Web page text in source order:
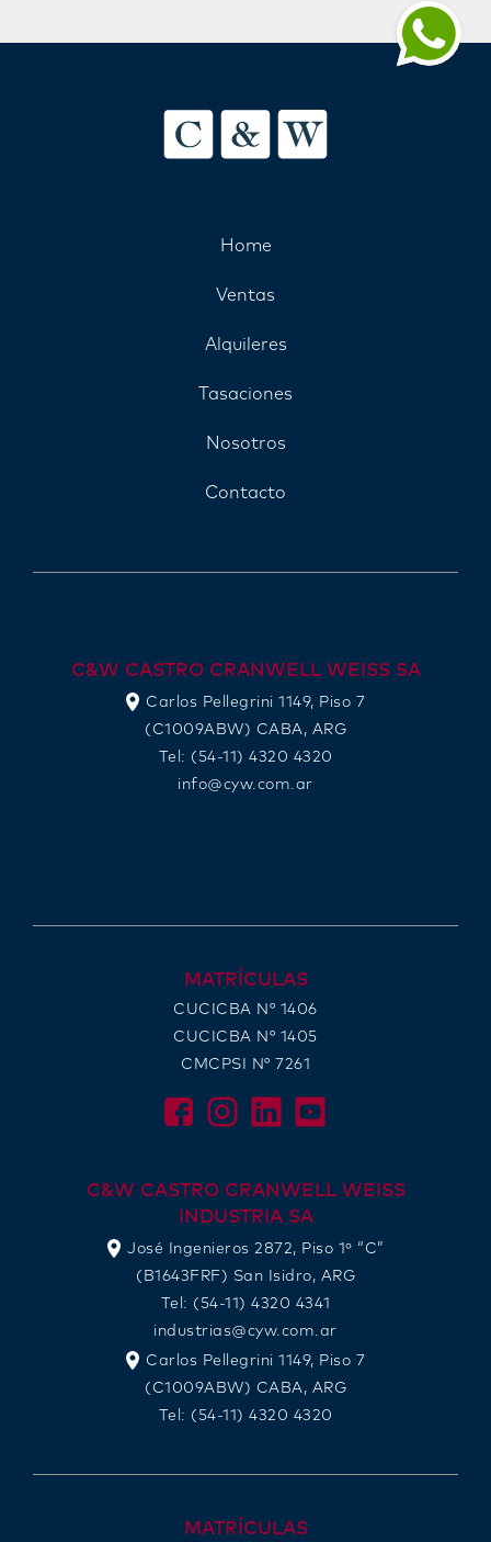
Home
Ventas
Alquileres
Tasaciones
Nosotros
Contacto
C&W CASTRO CRANWELL WEISS SA
Carlos Pellegrini 1149, Piso 7
(C1009ABW) CABA, ARG
Tel: (54-11) 4320 4320
info@cyw.com.ar
MATRÍCULAS
CUCICBA N° 1406
CUCICBA N° 1405
CMCPSI N° 7261
C&W CASTRO CRANWELL WEISS
INDUSTRIA SA
José Ingenieros 2872, Piso 1º “C”
(B1643FRF) San Isidro, ARG
Tel: (54-11) 4320 4341
industrias@cyw.com.ar
Carlos Pellegrini 1149, Piso 7
(C1009ABW) CABA, ARG
Tel: (54-11) 4320 4320
MATRÍCULAS